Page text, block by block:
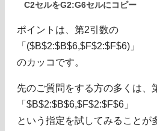
C2セルをG2:G6セルにコピー
ポイントは、第2引数の
「($B$2:$B$6,$F$2:$F$6)」
のカッコです。
先のご質問をする方の多くは、
「$B$2:$B$6,$F$2:$F$6」
という指定を試してみることが